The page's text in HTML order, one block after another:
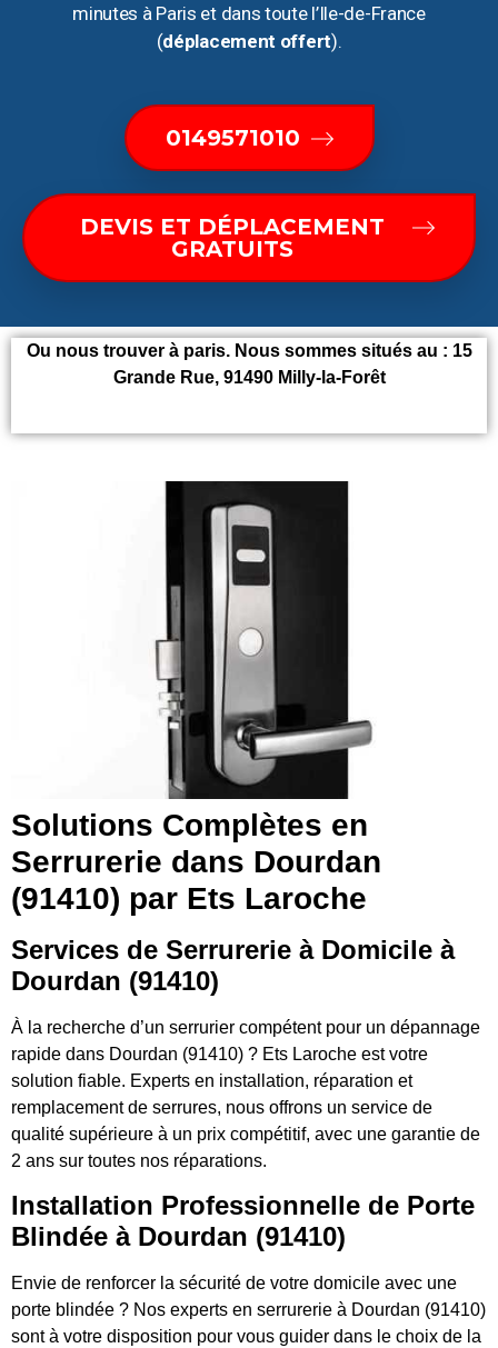
minutes à Paris et dans toute l’Ile-de-France
(déplacement offert).
0149571010
DEVIS ET DÉPLACEMENT
GRATUITS
Ou nous trouver à paris. Nous sommes situés au : 15
Grande Rue, 91490 Milly-la-Forêt
Solutions Complètes en
Serrurerie dans Dourdan
(91410) par Ets Laroche
Services de Serrurerie à Domicile à
Dourdan (91410)
À la recherche d’un serrurier compétent pour un dépannage
rapide dans Dourdan (91410) ? Ets Laroche est votre
solution fiable. Experts en installation, réparation et
remplacement de serrures, nous offrons un service de
qualité supérieure à un prix compétitif, avec une garantie de
2 ans sur toutes nos réparations.
Installation Professionnelle de Porte
Blindée à Dourdan (91410)
Envie de renforcer la sécurité de votre domicile avec une
porte blindée ? Nos experts en serrurerie à Dourdan (91410)
sont à votre disposition pour vous guider dans le choix de la